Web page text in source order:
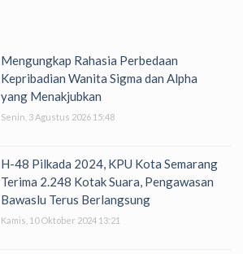
Mengungkap Rahasia Perbedaan
Kepribadian Wanita Sigma dan Alpha
yang Menakjubkan
Senin, 3 Agustus 2026 15:48
H-48 Pilkada 2024, KPU Kota Semarang
Terima 2.248 Kotak Suara, Pengawasan
Bawaslu Terus Berlangsung
Kamis, 10 Oktober 2024 13:21